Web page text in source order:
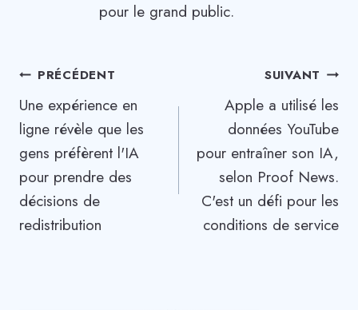
pour le grand public.
Navigation
de
l’article
PRÉCÉDENT
Une expérience en
ligne révèle que les
gens préfèrent l'IA
pour prendre des
décisions de
redistribution
SUIVANT
Apple a utilisé les
données YouTube
pour entraîner son IA,
selon Proof News.
C'est un défi pour les
conditions de service